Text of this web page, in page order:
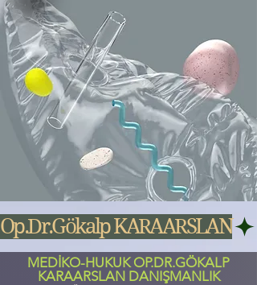
Op.Dr.Gökalp KARAARSLAN
MEDİKO-HUKUK OP.DR.GÖKALP
KARAARSLAN DANIŞMANLIK